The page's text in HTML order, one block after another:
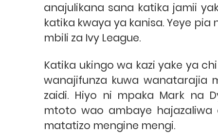
anajulikana sana katika jamii
katika kwaya ya kanisa. Yeye
mbili za Ivy League.
Katika ukingo wa kazi yake ya
wanajifunza kuwa wanatarajia
zaidi. Hiyo ni mpaka Mark na
mtoto wao ambaye
matatizo mengine mengi.